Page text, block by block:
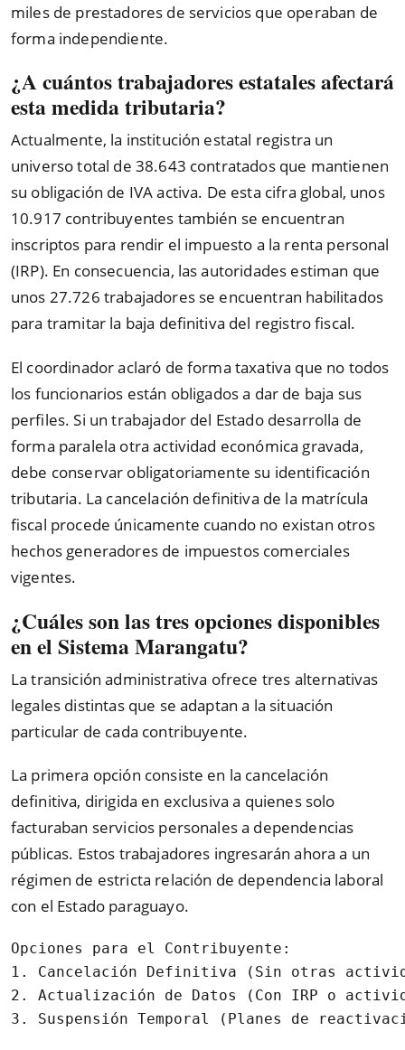
miles de prestadores de servicios que operaban de
forma independiente.
¿A cuántos trabajadores estatales afectará
esta medida tributaria?
Actualmente, la institución estatal registra un
universo total de 38.643 contratados que mantienen
su obligación de IVA activa. De esta cifra global, unos
10.917 contribuyentes también se encuentran
inscriptos para rendir el impuesto a la renta personal
(IRP). En consecuencia, las autoridades estiman que
unos 27.726 trabajadores se encuentran habilitados
para tramitar la baja definitiva del registro fiscal.
El coordinador aclaró de forma taxativa que no todos
los funcionarios están obligados a dar de baja sus
perfiles. Si un trabajador del Estado desarrolla de
forma paralela otra actividad económica gravada,
debe conservar obligatoriamente su identificación
tributaria. La cancelación definitiva de la matrícula
fiscal procede únicamente cuando no existan otros
hechos generadores de impuestos comerciales
vigentes.
¿Cuáles son las tres opciones disponibles
en el Sistema Marangatu?
La transición administrativa ofrece tres alternativas
legales distintas que se adaptan a la situación
particular de cada contribuyente.
La primera opción consiste en la cancelación
definitiva, dirigida en exclusiva a quienes solo
facturaban servicios personales a dependencias
públicas. Estos trabajadores ingresarán ahora a un
régimen de estricta relación de dependencia laboral
con el Estado paraguayo.
Opciones para el Contribuyente:
1. Cancelación Definitiva (Sin otras
2. Actualización de Datos (Con IRP o